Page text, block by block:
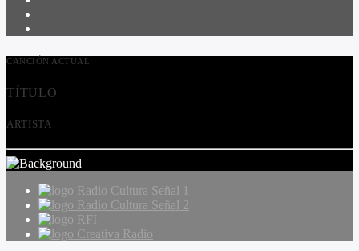
CANCIÓN ACTUAL
TÍTULO
ARTISTA
Radio Cultura Señal 1
Radio Cultura Señal 2
RFI
Creativa Radio